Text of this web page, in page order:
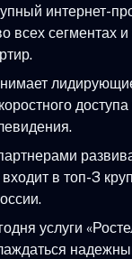
интернет-
всех сегментах
в топ-3
услуги